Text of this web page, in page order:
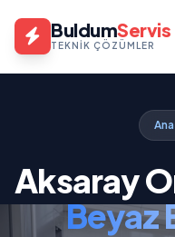
BuldumServis
TEKNIK ÇÖZÜMLER
Aksaray
Beyaz